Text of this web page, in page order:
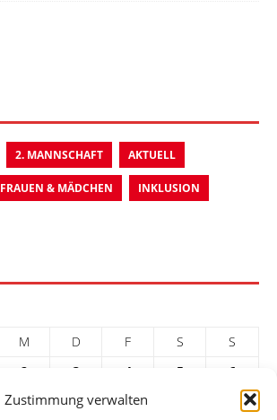
Zustimmung verwalten
2. MANNSCHAFT AKTUELL
FRAUEN & MÄDCHEN INKLUSION
M D F S
S
2 3 4 5
6
9 10 11